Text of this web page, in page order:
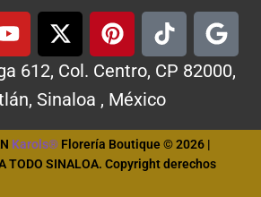
612, Col. Centro, CP 82000,
Sinaloa , México
Karols® Florería Boutique © 2026 |
TODO SINALOA. Copyright derechos